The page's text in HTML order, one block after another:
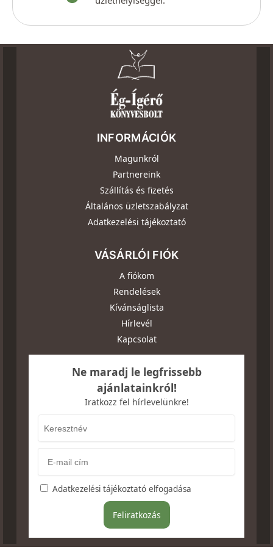
INFORMÁCIÓK
Magunkról
Partnereink
Szállítás és fizetés
Általános üzletszabályzat
Adatkezelési tájékoztató
VÁSÁRLÓI FIÓK
A fiókom
Rendelések
Kívánságlista
Hírlevél
Kapcsolat
Ne maradj le legfrissebb
ajánlatainkról!
Iratkozz fel hírlevelünkre!
Adatkezelési tájékoztató elfogadása